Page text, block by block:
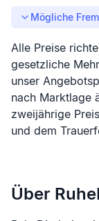
Mögliche
Alle Preise
gesetzliche
unser
nach Marktlage
zweijährige
und dem
Über